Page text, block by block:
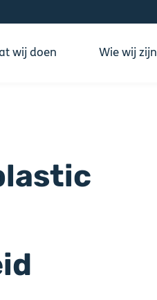
wij doen Wie wij zijn